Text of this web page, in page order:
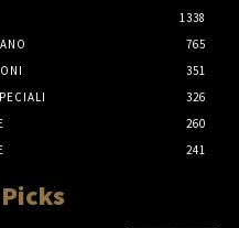
1338
765
351
326
260
241